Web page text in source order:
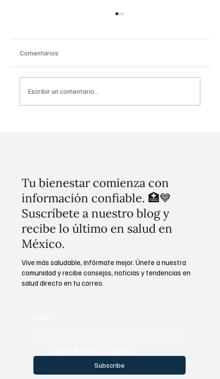
Comentarios
Escribir un comentario...
Tu bienestar comienza con
información confiable. 🏥💙
Suscríbete a nuestro blog y
recibe lo último en salud en
México.
Subscribe
Vive más saludable, infórmate mejor. Únete a nuestra
comunidad y recibe consejos, noticias y tendencias en
salud directo en tu correo.